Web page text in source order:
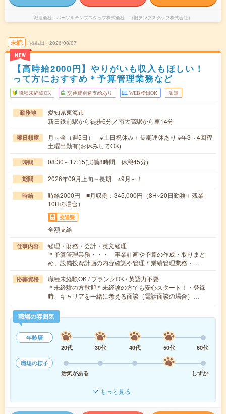
派遣会社 パーソルテンプスタッフ株式会社 （旧テンプスタッフ株式会社）
未読
NEW
掲載日 2026/08/07
【高時給2000円】やりがいも収入もほしい！
って方におすすめ＊予算管理業務など
職種未経験OK 交通費別途支給あり WEB登録OK 派遣
勤務地
愛知県東海市
新日鉄前駅から徒歩6分／南大高駅から車14分
曜日頻度
月～金（週5日） ※土日祝休み＋長期連休あり ※年3～4回程
土曜出勤有(お休みしてOK)
時間 08:30～17:15(実働8時間 休憩45分)
期間 2026年09月上旬～長期 ※9月～！
時給
時給2000円 ■月収例：345,000円（8H×20日勤務＋残業
10Hの場合）
交通費
全額支給
仕事内容
経理・財務・会計・英文経理
＊予算管理業務・・・ 事業計画や予算の作成・取りまと
め、設備投資計画の内容確認や管理＊業績管理業務・…
応募資格
職種未経験OK / ブランクOK / 英語力不要
＊未経験の方歓迎＊未経験の方でも安心スタート！・登録
時、キャリアを一緒に考える面談（電話面談の場合）…
職場の雰囲気
年齢層
20代
30代 40代 50代
60代
職場の様子
活気がある
しずか
もっと見る